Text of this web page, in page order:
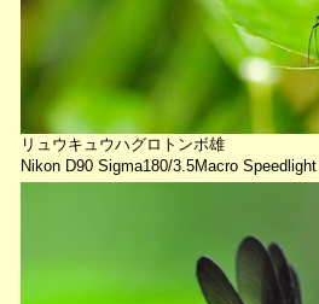
リュウキュウハグロトンボ雄
Nikon D90 Sigma180/3.5Macro Speedlight